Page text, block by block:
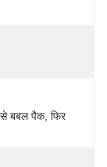
से बबल पैक, फिर